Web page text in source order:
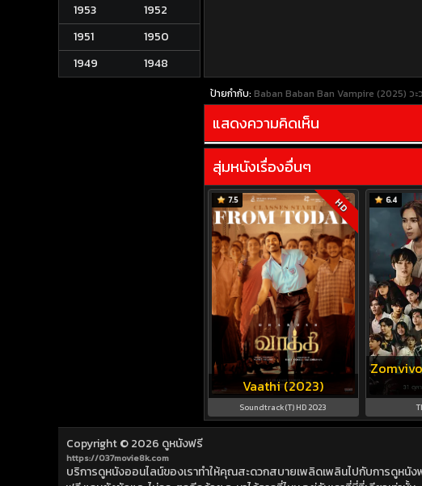
1953
1952
1951
1950
1949
1948
ป้ายกำกับ: Baban Baban Ban Vampire (2025) วะ
แสดงความคิดเห็น
สุ่มหนังเรื่องอื่นๆ
Vaathi (2023)
7.5 HD
Soundtrack(T) HD 2023
6.4
Copyright © 2026 ดูหนังฟรี
https://037movie8k.com
บริการดูหนังออนไลน์ของเราทำให้คุณสะดวกสบายเพลิดเพลินไปกับการดูหนั